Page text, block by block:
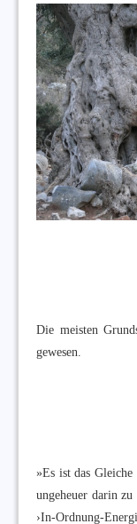
Die meisten
gewesen.
»Es ist das Gleiche
ungeheuer darin
›In-Ordnung-